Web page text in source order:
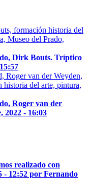
Dirk Bouts. Tríptico
Roger van der
2022 - 16:03
realizado con
- 12:52 por Fernando